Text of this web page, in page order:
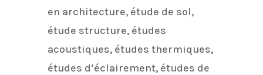
en architecture, étude de sol,
étude structure, études
acoustiques, études thermiques,
études d’éclairement, études de